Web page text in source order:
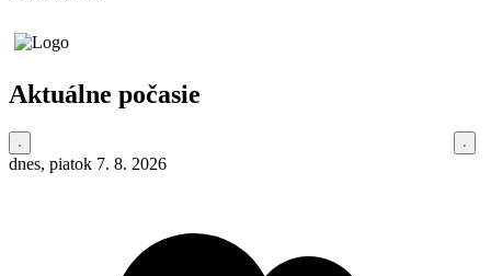
Aktuálne počasie
dnes, piatok 7. 8. 2026